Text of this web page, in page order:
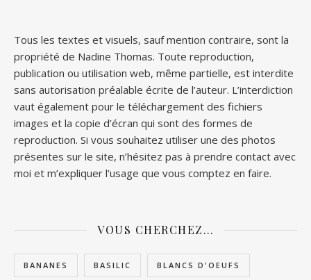
Tous les textes et visuels, sauf mention contraire, sont la
propriété de Nadine Thomas. Toute reproduction,
publication ou utilisation web, même partielle, est interdite
sans autorisation préalable écrite de l’auteur. L’interdiction
vaut également pour le téléchargement des fichiers
images et la copie d’écran qui sont des formes de
reproduction. Si vous souhaitez utiliser une des photos
présentes sur le site, n’hésitez pas à prendre contact avec
moi et m’expliquer l’usage que vous comptez en faire.
VOUS CHERCHEZ…
BANANES BASILIC BLANCS D'OEUFS